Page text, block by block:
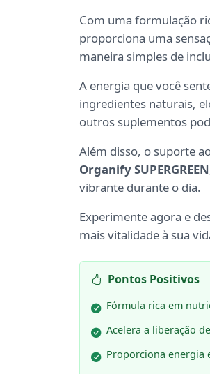
Com uma formulação
proporciona uma
maneira simples de
A energia que você
ingredientes naturais,
outros suplementos
Além disso, o suporte
Organify SUPERGREEN
vibrante durante o dia.
Experimente agora e
mais vitalidade à sua
Pontos Positivos
Fórmula rica em
Acelera a liberação
Proporciona energia